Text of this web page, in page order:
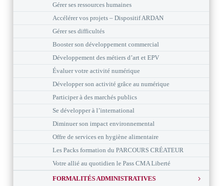
Gérer ses ressources humaines
Accélérer vos projets – Dispositif ARDAN
Gérer ses difficultés
Booster son développement commercial
Développement des métiers d’art et EPV
Évaluer votre activité numérique
Développer son activité grâce au numérique
Participer à des marchés publics
Se développer à l’international
Diminuer son impact environnemental
Offre de services en hygiène alimentaire
Les Packs formation du PARCOURS CRÉATEUR
Votre allié au quotidien le Pass CMA Liberté
FORMALITÉS ADMINISTRATIVES